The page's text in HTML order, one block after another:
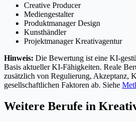
Creative Producer
Mediengestalter
Produktmanager Design
Kunsthändler
Projektmanager Kreativagentur
Hinweis: Die Bewertung ist eine KI-
Basis aktueller KI-Fähigkeiten. Reale
zusätzlich von Regulierung, Akzeptanz,
gesellschaftlichen Faktoren ab. Siehe
Weitere Berufe in